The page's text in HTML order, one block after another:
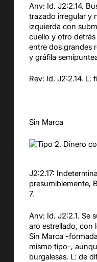
Anv: Id. J2:2.14.
trazado irregular y
izquierda con
cuello y otro detrás
entre dos grandes
y gráfila
Rev: Id. J2:2.14. L:
Sin Marca
J2:2.17:
presumiblemente,
7.
Anv: Id. J2:2.1. Se
aro estrellado, con
Sin Marca -
mismo tipo-,
burgalesas. L: de